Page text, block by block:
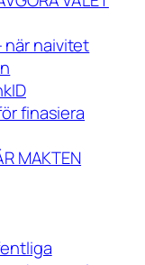
när naivitet
finasiera
MAKTEN